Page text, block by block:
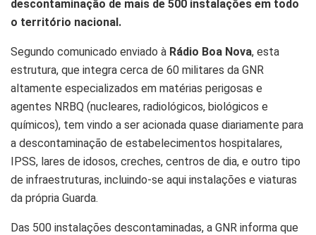
descontaminação de mais de 500 instalações em todo
o território nacional.
Segundo comunicado enviado à Rádio Boa Nova, esta
estrutura, que integra cerca de 60 militares da GNR
altamente especializados em matérias perigosas e
agentes NRBQ (nucleares, radiológicos, biológicos e
químicos), tem vindo a ser acionada quase diariamente para
a descontaminação de estabelecimentos hospitalares,
IPSS, lares de idosos, creches, centros de dia, e outro tipo
de infraestruturas, incluindo-se aqui instalações e viaturas
da própria Guarda.
Das 500 instalações descontaminadas, a GNR informa que